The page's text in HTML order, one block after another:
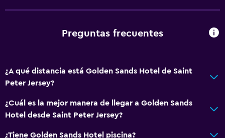
Preguntas frecuentes
¿A qué distancia está Golden Sands Hotel de Saint
Peter Jersey?
¿Cuál es la mejor manera de llegar a Golden Sands
Hotel desde Saint Peter Jersey?
¿Tiene Golden Sands Hotel piscina?